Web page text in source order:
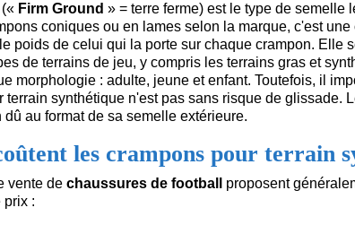
Firm Ground » = terre ferme) est le type de semelle
coniques ou en lames selon la marque, c'est
poids de celui qui la porte sur chaque crampon. Elle
de terrains de jeu, y compris les terrains gras et
morphologie : adulte, jeune et enfant. Toutefois, il
terrain synthétique n'est pas sans risque de glissade.
dû au format de sa semelle extérieure.
les crampons pour terrain
vente de chaussures de football
proposent
prix :